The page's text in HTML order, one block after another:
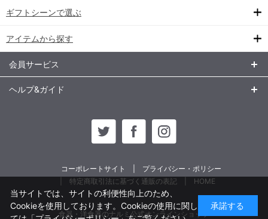
ギフトシーンで選ぶ
アイテムから探す
会員サービス
ヘルプ&ガイド
コーポレートサイト
プライバシー・ポリシー
特定商取引法に基づく通販の表記
HOME
食器・洋食器のナルミ公式オンラインショップ
当サイトでは、サイトの利便性向上のため、
Cookieを使用しております。Cookieの使用に関し
承諾する